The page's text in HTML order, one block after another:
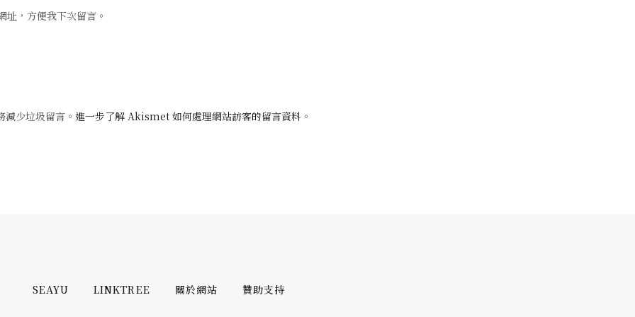
址，方便我下次留言。
少垃圾留言。 進一步了解 Akismet 如何處理網站訪客的留言資料 。
SEAYU LINKTREE 關於網站 贊助支持